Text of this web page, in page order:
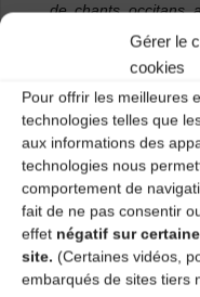
Gérer le
cookies
Pour offrir les meilleures
technologies telles que
aux informations des
technologies nous
comportement de
fait de ne pas consentir
effet négatif sur
site. (Certaines vidéos,
embarqués de sites tiers
de chants occitans
mais aussi de
notre langue
en interpellant le
diversité: l’Occitanie
Le projet Los
Velava » (École
Études Occitanes et
Miralhet : « T rio
Rassemblant autour
Antoine et